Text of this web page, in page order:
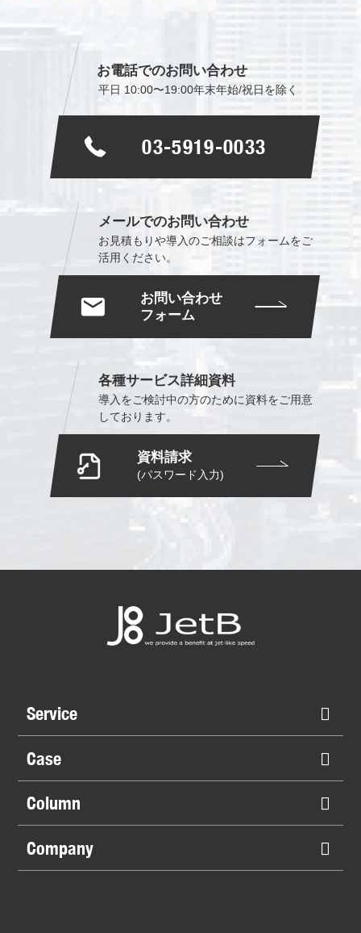
お電話でのお問い合わせ
平日 10:00〜19:00年末年始/祝日を除く
03-5919-0033
メールでのお問い合わせ
お見積もりや導入のご相談はフォームをご
活用ください。
お問い合わせ
フォーム
各種サービス詳細資料
導入をご検討中の方のために資料をご用意
しております。
資料請求
(パスワード入力)
Service
Case
Column
Company